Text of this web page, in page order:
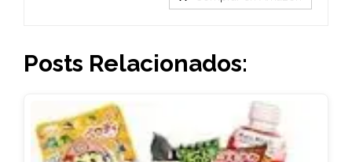
Posts Relacionados: